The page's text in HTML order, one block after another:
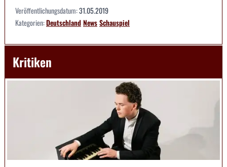
Veröffentlichungsdatum:31.05.2019
Kategorien:DeutschlandNewsSchauspiel
Kritiken